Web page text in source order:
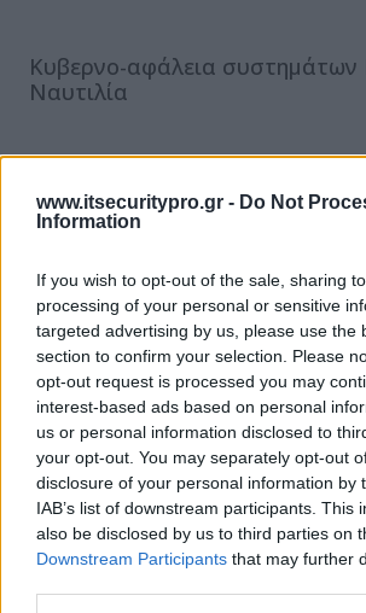
www.itsecuritypro.gr - Do Not
Information
If you wish to opt-out of the sale, sharing
processing of your personal or sensitive
targeted advertising by us, please use the
section to confirm your selection. Please
opt-out request is processed you may
interest-based ads based on personal
us or personal information disclosed to
your opt-out. You may separately opt-out
disclosure of your personal information by
IAB’s list of downstream participants. This
also be disclosed by us to third parties on
Downstream Participants that may further
Κυβερνο-αφάλεια συστημάτων
Ναυτιλία
στρατηγικό πλεονέκτημα
ΕΓΓΡΑΦΗ ΣΤΟ NEWSLETTER
ΤΕΛΕΥΤΑΙΟ ΤΕΥΧΟΣ